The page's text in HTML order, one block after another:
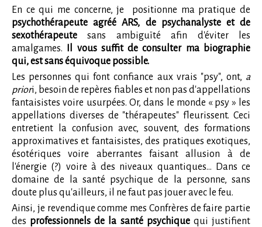
En ce qui me concerne, je positionne ma pratique de
psychothérapeute agréé ARS, de psychanalyste et de
sexothérapeute sans ambiguïté afin d'éviter les
amalgames.
Il vous suffit de consulter ma biographie
qui, est sans équivoque possible.
Les personnes qui font confiance aux vrais "psy", ont, a
priori, besoin de repères fiables et non pas d'appellations
fantaisistes voire usurpées. Or, dans le monde « psy » les
appellations diverses de "thérapeutes" fleurissent. Ceci
entretient la confusion avec, souvent, des formations
approximatives et fantaisistes, des pratiques exotiques,
ésotériques voire aberrantes faisant allusion à de
l'énergie (?) voire à des niveaux quantiques... Dans ce
domaine de la santé psychique de la personne, sans
doute plus qu'ailleurs, il ne faut pas jouer avec le feu.
Ainsi, je revendique comme mes Confrères de faire partie
des professionnels de la santé psychiquequi justifient